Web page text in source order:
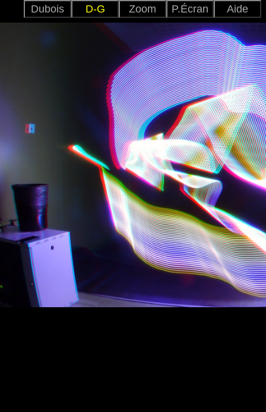
Dubois
Para
Croisé
Dubois
Anag_C
Anag.
Entr.
Entr_V
2D
TV3D
D-G
Zoom
Ajuster
P.Écran
Aide